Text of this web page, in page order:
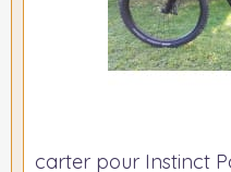
carter pour Instinct